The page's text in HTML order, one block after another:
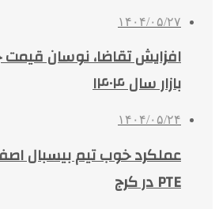
۱۴۰۴/۰۵/۲۷
افزایش تقاضا، نوسان
بازار سال ۱۴۰۴
۱۴۰۴/۰۵/۲۴
عملکرد خوب تیم بیسبال
PTE در کرج